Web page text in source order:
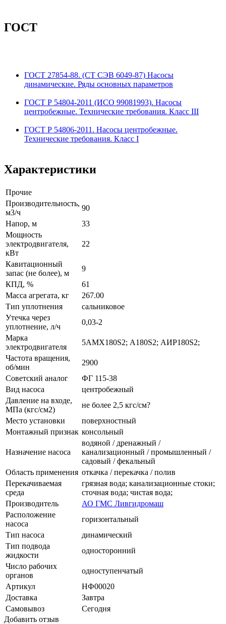
ГОСТ
ГОСТ 27854-88. (СТ СЭВ 6049-87) Насосы
динамические. Ряды основных параметров
ГОСТ Р 54804-2011 (ИСО 99081993). Насосы
центробежные. Технические требования. Класс III
ГОСТ Р 54806-2011. Насосы центробежные.
Технические требования. Класс I
Характеристики
Прочие
Производительность,
м3/ч
90
Напор, м
33
Мощность
электродвигателя,
кВт
22
Кавитационный
запас (не более), м
9
КПД, %
61
Масса агрегата, кг
267.00
Тип уплотнения
сальниковое
Утечка через
уплотнение, л/ч
0,03-2
Марка
электродвигателя
5АМХ180S2; А180S2; АИР180S2;
Частота вращения,
об/мин
2900
Советский аналог
ФГ 115-38
Вид насоса
центробежный
Давление на входе,
МПа (кгс/см2)
не более 2,5 кгс/см?
Место установки
поверхностный
Монтажный признак консольный
Назначение насоса
водяной / дренажный /
канализационный / промышленный /
садовый / фекальный
Область применения откачка / перекачка / полив
Перекачиваемая
среда
грязная вода; канализационные стоки;
сточная вода; чистая вода;
Производитель
АО ГМС Ливгидромаш
Расположение
насоса
горизонтальный
Тип насоса
динамический
Тип подвода
жидкости
односторонний
Число рабочих
органов
одноступенчатый
Артикул
НФ00020
Доставка
Завтра
Самовывоз
Сегодня
Добавить отзыв